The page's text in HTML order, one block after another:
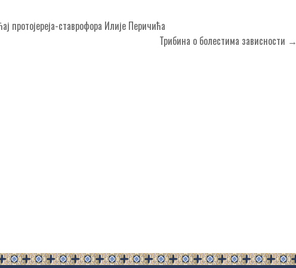
протојереја-ставрофора Илије Перичића
Трибина о болестима зависности →